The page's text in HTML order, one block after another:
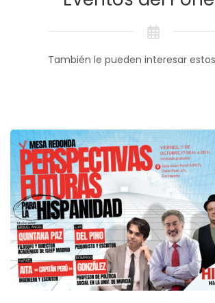
También le pueden interesar